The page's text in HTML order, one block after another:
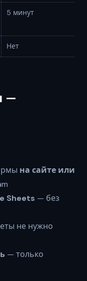
5 минут
Нет
—
на сайте или
Sheets — без
не нужно
— только